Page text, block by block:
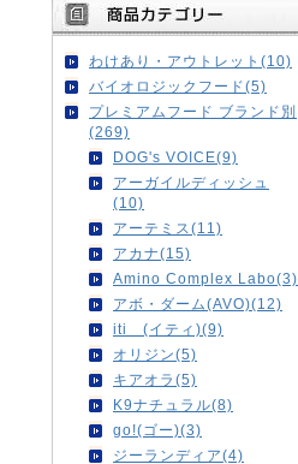
わけあり・アウトレット(10)
バイオロジックフード(5)
プレミアムフード ブランド別
(269)
DOG's VOICE(9)
アーガイルディッシュ
(10)
アーテミス(11)
アカナ(15)
Amino Complex Labo(3)
アボ・ダーム(AVO)(12)
iti (イティ)(9)
オリジン(5)
キアオラ(5)
K9ナチュラル(8)
go!(ゴー)(3)
ジーランディア(4)